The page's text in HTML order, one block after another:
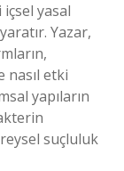
yasal
Yazar,
nasıl etki
yapıların
suçluluk